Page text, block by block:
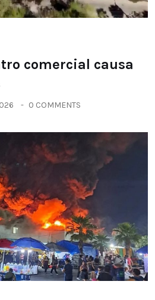
comercial causa
0 COMMENTS